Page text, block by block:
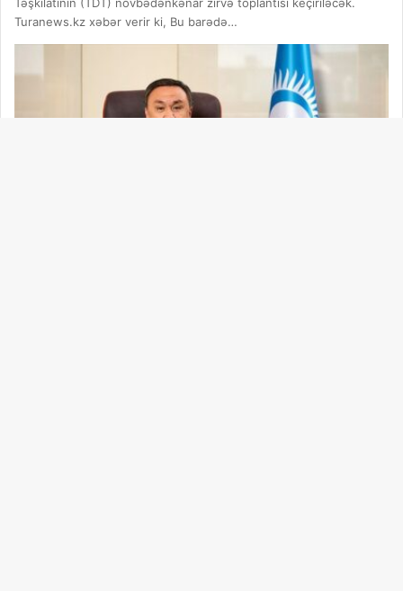
Təşkilatının (TDT) növbədənkənar zirvə toplantısı keçiriləcək.
Turanews.kz xəbər verir ki, Bu barədə…